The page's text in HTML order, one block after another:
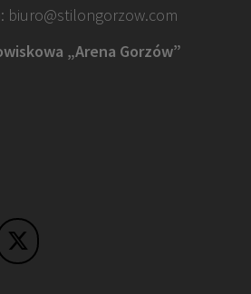
biuro@stilongorzow.com
„Arena Gorzów”